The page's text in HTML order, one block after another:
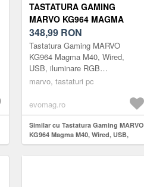
TASTATURA GAMING
MARVO KG964 MAGMA
M40, WIRED, USB,
ILUMINARE RGB
(NEGRU/GALBEN)
348,99 RON
Tastatura Gaming MARVO
KG964 Magma M40, Wired,
USB, iluminare RGB
(Negru/Galben)
marvo, tastaturi pc
evomag.ro
Similar cu Tastatura Gaming MARVO
KG964 Magma M40, Wired, USB,
iluminare RGB (Negru/Galben)